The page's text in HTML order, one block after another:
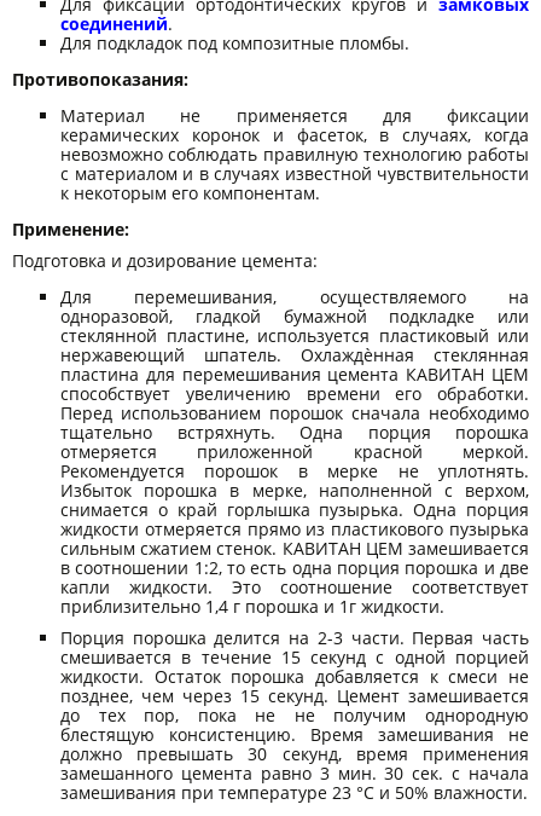
Для фиксации ортодонтических кругов и замковых
соединений.
Для подкладок под композитные пломбы.
Противопоказания:
Материал не применяется для фиксации
керамических коронок и фасеток, в случаях, когда
невозможно соблюдать правилную технологию работы
с материалом и в случаях известной чувствительности
к некоторым его компонентам.
Применение:
Подготовка и дозирование цемента:
Для перемешивания, осуществляемого на
одноразовой, гладкой бумажной подкладке или
стеклянной пластине, используется пластиковый или
нержавеющий шпатель. Охлаждѐнная стеклянная
пластина для перемешивания цементa КАВИТАН ЦЕМ
способствует увеличению времени его обработки.
Перед использованием порошок сначала необходимо
тщательно встряхнуть. Одна порция порошка
отмеряется приложенной краcной меркой.
Рекомендуется порошок в мерке не уплотнять.
Избыток порошка в мерке, наполненной с верхом,
снимается о край горлышка пузырька. Одна порция
жидкости отмеряется прямо из пластикового пузырька
сильным сжатием стенок. КАВИТАН ЦЕМ замешивается
в соотношении 1:2, то есть одна порция порошка и две
капли жидкости. Это соотношение соответствует
приблизительно 1,4 г порошка и 1г жидкости.
Порция порошка делится на 2-3 части. Первая часть
смешивается в течение 15 секунд с одной порцией
жидкости. Остаток порошка добавляется к смеси не
позднее, чем через 15 секунд. Цемент замешивается
до тех пор, пока не не получим однородную
блестящую консистенцию. Время замешивания не
должно превышать 30 секунд, время применения
замешанного цемента равно 3 мин. 30 сек. с начала
замешивания при температуре 23 °С и 50% влажности.